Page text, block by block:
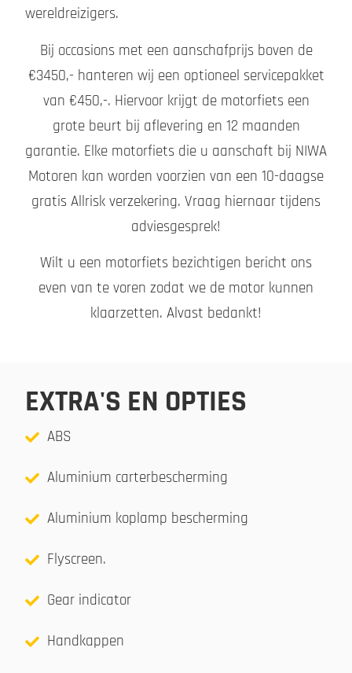
wereldreizigers.
Bij occasions met een aanschafprijs boven de
€3450,- hanteren wij een optioneel servicepakket
van €450,-. Hiervoor krijgt de motorfiets een
grote beurt bij aflevering en 12 maanden
garantie. Elke motorfiets die u aanschaft bij NIWA
Motoren kan worden voorzien van een 10-daagse
gratis Allrisk verzekering. Vraag hiernaar tijdens
adviesgesprek!
Wilt u een motorfiets bezichtigen bericht ons
even van te voren zodat we de motor kunnen
klaarzetten. Alvast bedankt!
EXTRA'S EN OPTIES
ABS
Aluminium carterbescherming
Aluminium koplamp bescherming
Flyscreen.
Gear indicator
Handkappen